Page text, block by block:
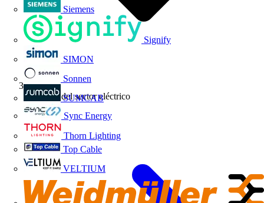
Siemens
Signify
SIMON
Sonnen
SUMCAB
Sync Energy
Thorn Lighting
Top Cable
VELTIUM
Noticias del sector eléctrico